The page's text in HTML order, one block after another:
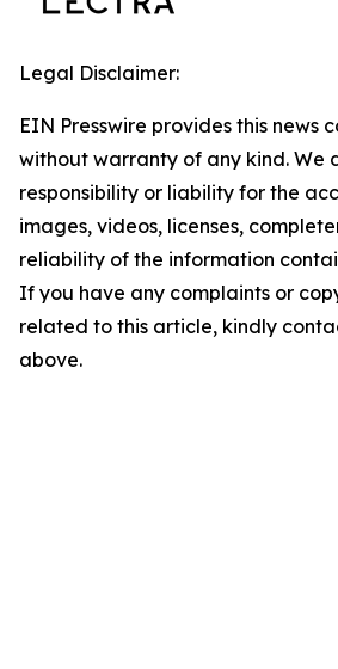
Legal Disclaimer:
EIN Presswire provides this news
without warranty of any kind. We
responsibility or liability for the
images, videos, licenses,
reliability of the information
If you have any complaints or
related to this article, kindly
above.